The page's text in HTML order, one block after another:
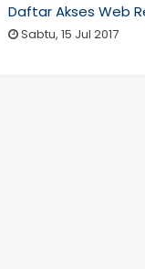
Daftar Akses Web
Sabtu, 15 Jul 2017